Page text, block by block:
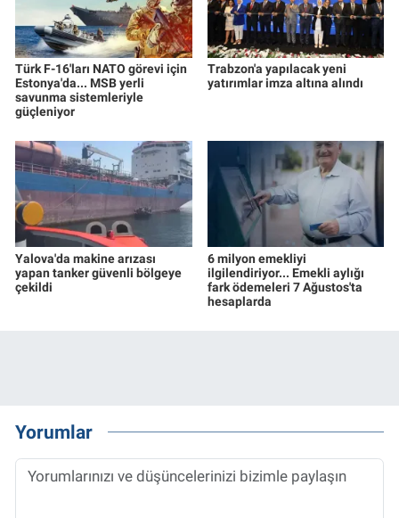
Türk F-16'ları NATO görevi için
Estonya'da... MSB yerli
savunma sistemleriyle
güçleniyor
Trabzon'a yapılacak yeni
yatırımlar imza altına alındı
Yalova'da makine arızası
yapan tanker güvenli bölgeye
çekildi
6 milyon emekliyi
ilgilendiriyor... Emekli aylığı
fark ödemeleri 7 Ağustos'ta
hesaplarda
Yorumlar